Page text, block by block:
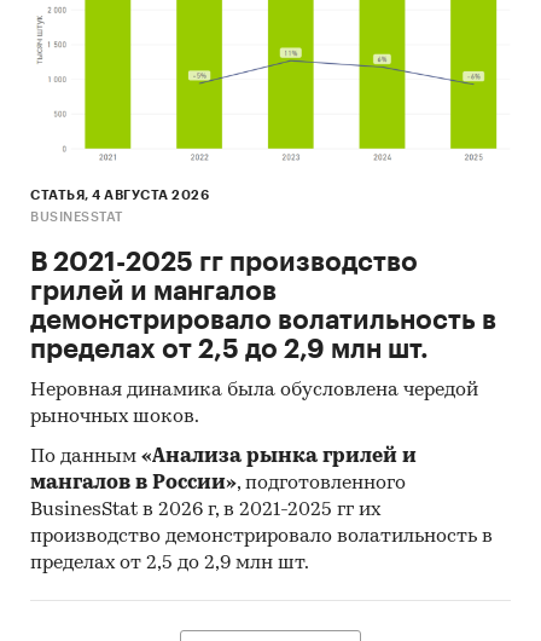
СТАТЬЯ, 4 АВГУСТА 2026
BUSINESSTAT
В 2021-2025 гг производство
грилей и мангалов
демонстрировало волатильность в
пределах от 2,5 до 2,9 млн шт.
Неровная динамика была обусловлена чередой
рыночных шоков.
По данным «Анализа рынка грилей и
мангалов в России», подготовленного
BusinesStat в 2026 г, в 2021-2025 гг их
производство демонстрировало волатильность в
пределах от 2,5 до 2,9 млн шт.